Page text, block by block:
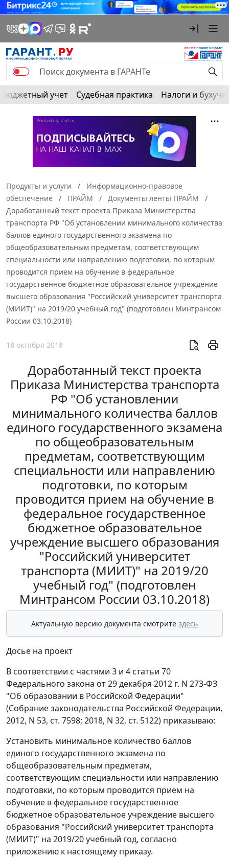
Бюджетный учет Судебная практика Налоги и
Продукты и услуги
Информационно-правовое
обеспечение
ПРАЙМ
Документы ленты ПРАЙМ
Доработанный текст проекта Приказа Министерства
транспорта РФ "Об установлении минимального количества
баллов единого государственного экзамена по
общеобразовательным предметам, соответствующим
специальности или направлению подготовки, по которым
проводится прием на обучение в федеральное
государственное бюджетное образовательное учреждение
высшего образования "Российский университет транспорта
(МИИТ)" на 2019/20 учебный год" (подготовлен Минтрансом
России 03.10.2018)
18 октября 2018
Доработанный текст проекта
Приказа Министерства транспорта
РФ "Об установлении
минимального количества баллов
единого государственного экзамена
по общеобразовательным
предметам, соответствующим
специальности или направлению
подготовки, по которым
проводится прием на обучение в
федеральное государственное
бюджетное образовательное
учреждение высшего образования
"Российский университет
транспорта (МИИТ)" на 2019/20
учебный год" (подготовлен
Минтрансом России 03.10.2018)
Актуальную версию документа смотрите здесь
Досье на проект
В соответствии с частями 3 и 4 статьи 70
Федерального закона от 29 декабря 2012 г. N 273-ФЗ
"Об образовании в Российской Федерации"
(Собрание законодательства Российской Федерации,
2012, N 53, ст. 7598; 2018, N 32, ст. 5122) приказываю:
Установить минимальное количество баллов
единого государственного экзамена по
общеобразовательным предметам,
соответствующим специальности или направлению
подготовки, по которым проводится прием на
обучение в федеральное государственное
бюджетное образовательное учреждение высшего
образования "Российский университет транспорта
(МИИТ)" на 2019/20 учебный год, согласно
приложению к настоящему приказу.